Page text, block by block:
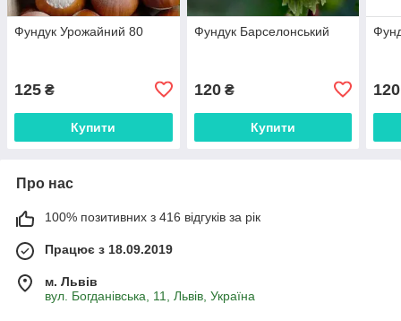
Фундук Урожайний 80
125 ₴
Купити
Фундук Барселонський
120₴
Купити
120
Про нас
100% позитивних з 416 відгуків за рік
Працює з 18.09.2019
м. Львів
вул. Богданівська, 11, Львів, Україна